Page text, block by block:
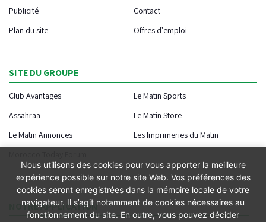
Publicité
Contact
Plan du site
Offres d'emploi
SITE DU GROUPE
Club Avantages
Le Matin Sports
Assahraa
Le Matin Store
Le Matin Annonces
Les Imprimeries du Matin
NOTRE APPLICATION
Nous utilisons des cookies pour vous apporter la meilleure
expérience possible sur notre site Web. Vos préférences des
cookies seront enregistrées dans la mémoire locale de votre
navigateur. Il s’agit notamment de cookies nécessaires au
fonctionnement du site. En outre, vous pouvez décider